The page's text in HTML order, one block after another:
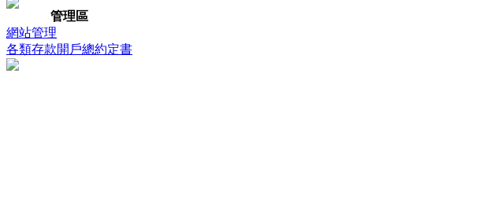
管理區
網站管理
各類存款開戶總約定書